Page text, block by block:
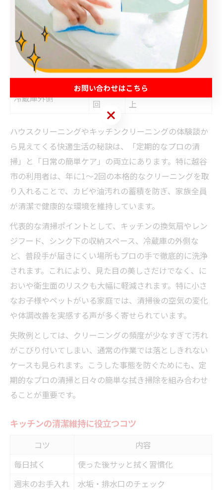
清掃ポイント 頻度
効果
換気扇・レンジフー
ド
年1～2
回
油汚れ・臭い対策
シンク下収納 年1回 カビ防止・衛生管理
冷蔵庫外側
年1～2
回
見た目の清潔・衛生向
上
ハウスクリーニングやキッチンクリーニングの体験談か
ら見えてくる快適生活の秘訣は、「定期的なプロの清
掃」と「日常の簡単ケア」の両立にあります。特に越谷
市の利用者は、年に1～2回の本格的なクリーニングを取
り入れることで、カビや油汚れの蓄積を防ぎ、家族全員
が清潔で健康的な環境を維持しています。
代表的な清掃ポイントとして、キッチンの換気扇やレン
ジフード、シンク下の収納スペース、冷蔵庫の外側な
ど、普段手が届きにくい場所もプロの手で徹底的に洗浄
されます。これにより、見た目の美しさだけでなく、に
おいや衛生面のリスクも大幅に軽減されます。特に小さ
なお子様やペットがいる家庭では、清掃後の空気の変化
や体調改善を実感する声が多く寄せられています。
失敗例としては、クリーニングの頻度が少なすぎて汚れ
がこびり付いてしまい、通常の作業では落としきれない
ケースも見られます。こうした事態を防ぐためにも、定
期的なプロの清掃と日々の簡単な拭き掃除を組み合わせ
ることが重要です。
キッチンの清潔維持に役立つコツ
コツ
内容
毎日拭く
使った後サッと拭く習慣化
週末のお手入れ
水垢・排水口のチェック
お問い合わせはこちら
お問い合わせはこちら